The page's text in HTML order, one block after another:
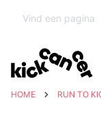
HOME RUN TO